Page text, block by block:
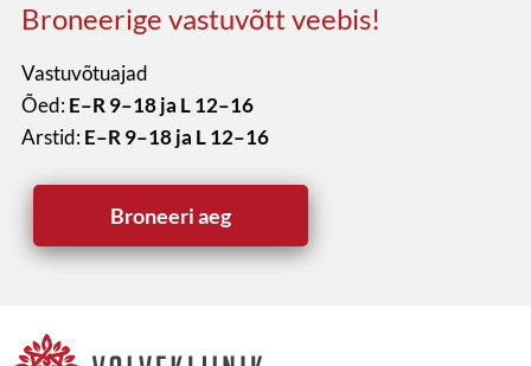
Broneerige vastuvõtt veebis!
Vastuvõtuajad
Õed:E–R 9–18 ja L 12–16
Arstid:E–R 9–18 ja L 12–16
Broneeri aeg